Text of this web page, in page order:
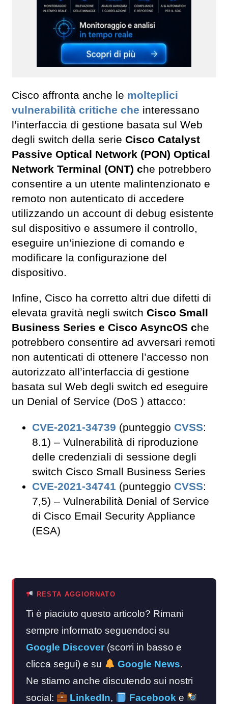
Cisco affronta anche le molteplici
vulnerabilità critiche che interessano
l’interfaccia di gestione basata sul Web
degli switch della serie Cisco Catalyst
Passive Optical Network (PON) Optical
Network Terminal (ONT) che potrebbero
consentire a un utente malintenzionato e
remoto non autenticato di accedere
utilizzando un account di debug esistente
sul dispositivo e assumere il controllo,
eseguire un’iniezione di comando e
modificare la configurazione del
dispositivo.
Infine, Cisco ha corretto altri due difetti di
elevata gravità negli switch Cisco Small
Business Series e Cisco AsyncOS che
potrebbero consentire ad avversari remoti
non autenticati di ottenere l’accesso non
autorizzato all’interfaccia di gestione
basata sul Web degli switch ed eseguire
un Denial of Service (DoS ) attacco:
CVE-2021-34739 (punteggio CVSS:
8.1) – Vulnerabilità di riproduzione
delle credenziali di sessione degli
switch Cisco Small Business Series
CVE-2021-34741 (punteggio CVSS:
7,5) – Vulnerabilità Denial of Service
di Cisco Email Security Appliance
(ESA)
RESTA AGGIORNATO
Ti è piaciuto questo articolo? Rimani
sempre informato seguendoci su
Google Discover (scorri in basso e
clicca segui) e su
Google News.
Ne stiamo anche discutendo sui nostri
social:
LinkedIn, Facebook e